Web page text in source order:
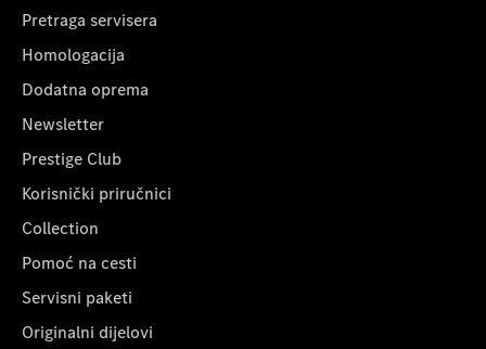
Pretraga servisera
Homologacija
Dodatna oprema
Newsletter
Prestige Club
Korisnički priručnici
Collection
Pomoć na cesti
Servisni paketi
Originalni dijelovi